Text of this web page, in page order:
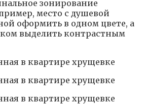
зонирование
место с душевой
оформить в одном цвете, а
выделить контрастным